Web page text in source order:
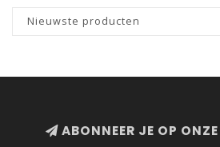
Nieuwste producten
ABONNEER JE OP